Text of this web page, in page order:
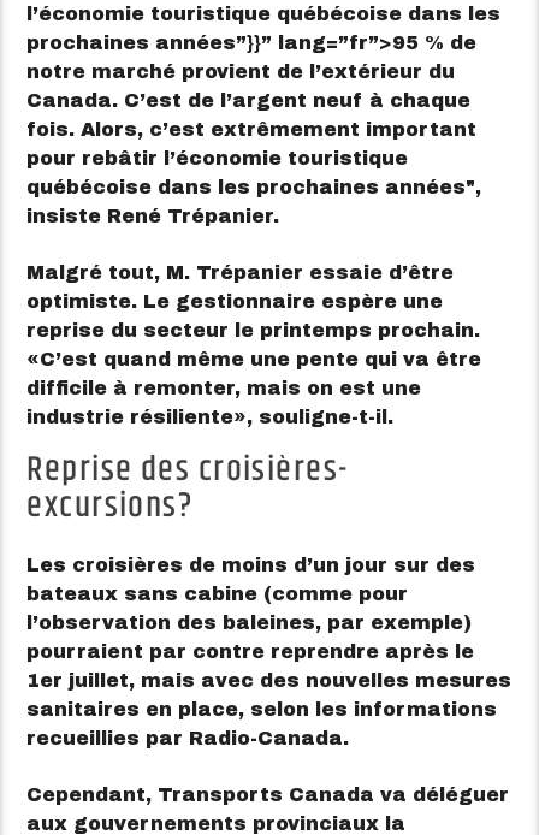
l’économie touristique québécoise dans les
prochaines années”}}” lang=”fr”>95 % de
notre marché provient de l’extérieur du
Canada. C’est de l’argent neuf à chaque
fois. Alors, c’est extrêmement important
pour rebâtir l’économie touristique
québécoise dans les prochaines années ,
insiste René Trépanier.
Malgré tout, M. Trépanier essaie d’être
optimiste. Le gestionnaire espère une
reprise du secteur le printemps prochain.
C’est quand même une pente qui va être
difficile à remonter, mais on est une
industrie résiliente
, souligne-t-il.
Reprise des croisières-
excursions?
Les croisières de moins d’un jour sur des
bateaux sans cabine (comme pour
l’observation des baleines, par exemple)
pourraient par contre reprendre après le
1er juillet, mais avec des nouvelles mesures
sanitaires en place, selon les informations
recueillies par Radio-Canada.
Cependant, Transports Canada va déléguer
aux gouvernements provinciaux la